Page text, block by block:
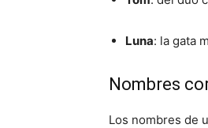
Luna: la gata
Nombres
Los nombres de